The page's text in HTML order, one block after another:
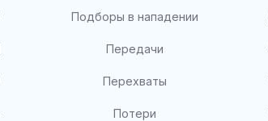
Подборы в нападении
Передачи
Перехваты
Потери